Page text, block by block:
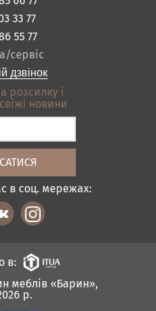
33 77
55 77
сервіс
дзвінок
розсилку і
новини
в соц. мережах:
меблів «Барин»,
р.
в: